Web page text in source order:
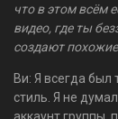
что в этом всём
видео, где ты
создают
Ви: Я всегда
стиль. Я не